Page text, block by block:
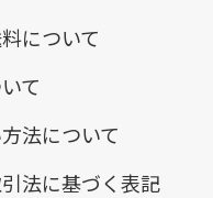
について
て
法について
法に基づく表記